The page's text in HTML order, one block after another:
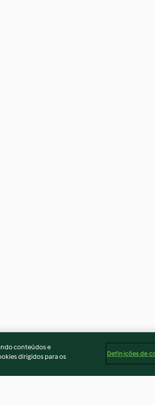
conteúdos e
dirigidos para os
Definições de